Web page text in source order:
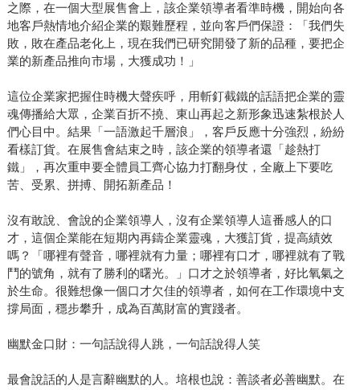
之際，在一個大型展售會上，該企業領導者看準時機，開始向各
地客戶熱情地介紹企業的艱難歷程，並向客戶們保證：「我們失
敗，敗在產品老化上，現在我們已研究開發了新的品種，要把企
業的新產品推向市場，大獲成功！」
這位企業家把握住時機大聲疾呼，用斬釘截鐵的話語把企業的靈
魂傳播給大眾，企業百折不撓、東山再起之新形象迅速紮根於人
們心目中。結果「一語激起千層浪」，客戶反應十分強烈，紛紛
看樣訂貨。在展售會結束之時，該企業的領導者還「趁熱打
鐵」，再次重申要全體員工齊心協力打翻身仗，全廠上下要吃
苦、受累、拼搏、開拓新產品！
沒有敢說、會說的企業領導人，沒有企業領導人這番感人的口
才，這個企業能在短期內再鑄企業靈魂，大獲訂貨，提高績效
嗎？「哪裡有聲音，哪裡就有力量；哪裡有口才，哪裡就有了戰
鬥的號角，就有了勝利的曙光。」口才之於領導者，好比氧氣之
於生命。很難想像一個口才欠佳的領導者，如何在工作環境中支
撐局面，穩步攀升，成為百萬財富的實踐者。
幽默金口財：一句話說得人跳，一句話說得人笑
最會說話的人是言辭幽默的人。培根也說：善談者必善幽默。在